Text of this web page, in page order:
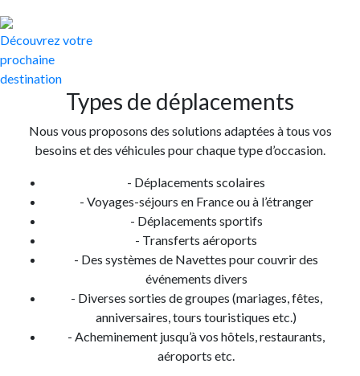
Découvrez votre
prochaine
destination
Types de déplacements
Nous vous proposons des solutions adaptées à tous vos
besoins et des véhicules pour chaque type d’occasion.
- Déplacements scolaires
- Voyages-séjours en France ou à l’étranger
- Déplacements sportifs
- Transferts aéroports
- Des systèmes de Navettes pour couvrir des
événements divers
- Diverses sorties de groupes (mariages, fêtes,
anniversaires, tours touristiques etc.)
- Acheminement jusqu’à vos hôtels, restaurants,
aéroports etc.